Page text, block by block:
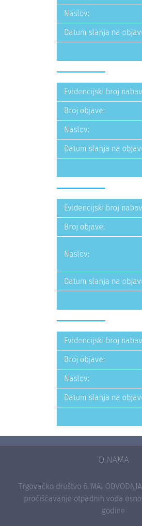
Naslov:
Datum slanja na
Evidencijski broj
Broj objave:
Naslov:
Datum slanja na
Evidencijski broj
Broj objave:
Naslov:
Datum slanja na
Evidencijski broj
Broj objave:
Naslov:
Datum slanja na
O NAMA
Trgovačko društvo 6. MAJ
pročišćavanje otpadnih voda
godine